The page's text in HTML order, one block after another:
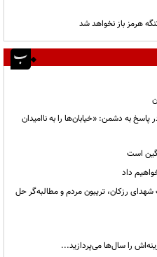
هرمز باز نخواهد شد
به دشمن: «خیابان‌ها را به ناامیدان
است
داد
رزکان، تریبون مردم و مطالبه‌گر حل